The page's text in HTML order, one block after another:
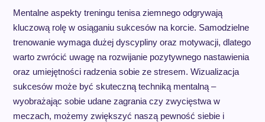
Mentalne aspekty treningu tenisa ziemnego odgrywają
kluczową rolę w osiąganiu sukcesów na korcie. Samodzielne
trenowanie wymaga dużej dyscypliny oraz motywacji, dlatego
warto zwrócić uwagę na rozwijanie pozytywnego nastawienia
oraz umiejętności radzenia sobie ze stresem. Wizualizacja
sukcesów może być skuteczną techniką mentalną –
wyobrażając sobie udane zagrania czy zwycięstwa w
meczach, możemy zwiększyć naszą pewność siebie i